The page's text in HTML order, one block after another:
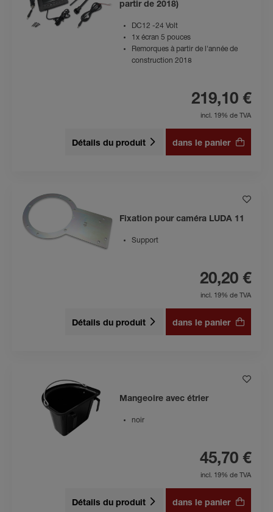
partir de 2018)
DC12 -24 Volt
1x écran 5 pouces
Remorques à partir de l'année de
construction 2018
219,10 €
incl. 19% de TVA
Détails du produit dans le panier
Fixation pour caméra LUDA 11
Support
20,20 €
incl. 19% de TVA
Détails du produit dans le panier
Mangeoire avec étrier
noir
45,70 €
incl. 19% de TVA
Détails du produit dans le panier